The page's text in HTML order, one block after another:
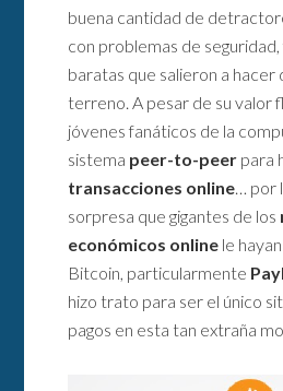
buena cantidad de
con problemas de
baratas que salieron a hacer
terreno. A pesar de su valor
jóvenes fanáticos de la
sistema peer-to-peer para
transacciones online… por
sorpresa que gigantes de los
económicos online le
Bitcoin, particularmente
hizo trato para ser el único
pagos en esta tan extraña